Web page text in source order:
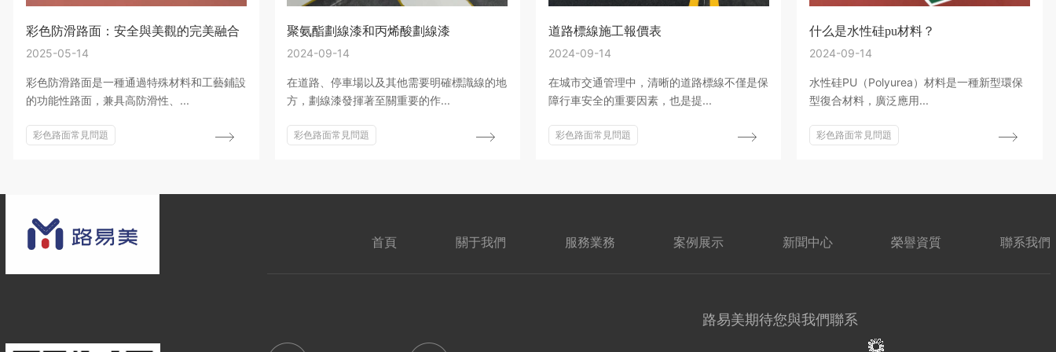
彩色防滑路面：安全與美觀的完美融合
2025-05-14
彩色防滑路面是一種通過特殊材料和工藝鋪設
的功能性路面，兼具高防滑性、...
彩色路面常見問題
聚氨酯劃線漆和丙烯酸劃線漆
2024-09-14
在道路、停車場以及其他需要明確標識線的地
方，劃線漆發揮著至關重要的作...
彩色路面常見問題
道路標線施工報價表
2024-09-14
在城市交通管理中，清晰的道路標線不僅是保
障行車安全的重要因素，也是提...
彩色路面常見問題
什么是水性硅pu材料？
2024-09-14
水性硅PU（Polyurea）材料是一種新型環保
型復合材料，廣泛應用...
彩色路面常見問題
首頁 關于我們 服務業務 案例展示 新聞中心 榮譽資質 聯系我們
路易美期待您與我們聯系